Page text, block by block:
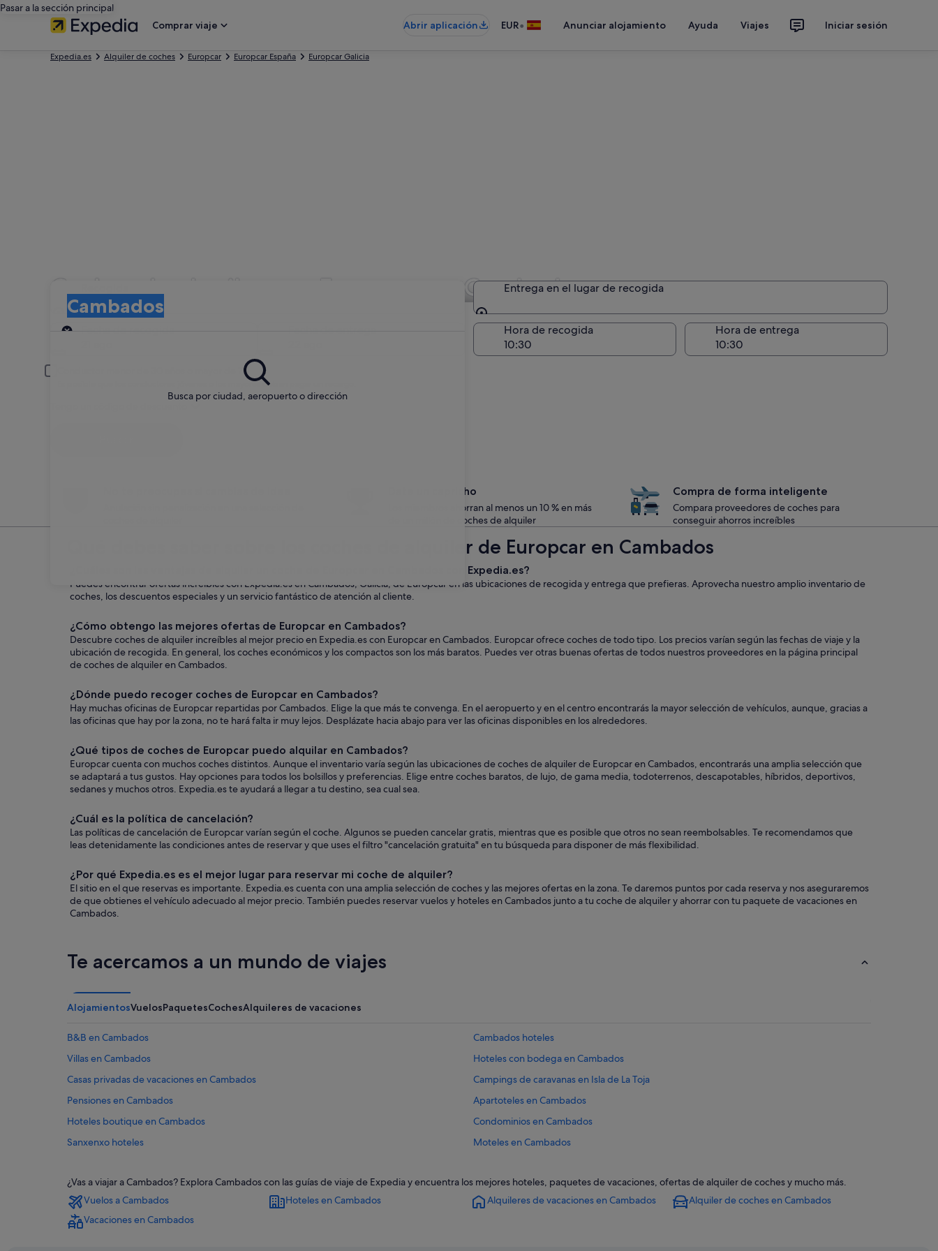
Pasar a la sección principal
Comprar viaje
Abrir aplicación EUR• Anunciar alojamiento Ayuda Viajes Iniciar sesión
Expedia.es Alquiler de coches Europcar Europcar España Europcar Galicia
Coches de alquiler con Europcar en Cambados
Busca por ciudad, aeropuerto o dirección
Cambados
Recogida
Entrega en el lugar de recogida
Entrega en el lugar de recogida
Hora de recogida Hora de entrega
Conductor menor de 30 años o mayor de 70
Es posible que los conductores jóvenes o los mayores deban pagar un recargo.
Date un capricho
Los miembros ahorran al menos un 10 % en más
de un millón de coches de alquiler
Compra de forma inteligente
Compara proveedores de coches para
conseguir ahorros increíbles
Qué debes saber sobre los coches de alquiler de Europcar en Cambados
¿Cuáles son las ventajas de alquilar un coche de Europcar en Cambados con Expedia.es?
Puedes encontrar ofertas increíbles con Expedia.es en Cambados, Galicia, de Europcar en las ubicaciones de recogida y entrega que prefieras. Aprovecha nuestro amplio inventario de
coches, los descuentos especiales y un servicio fantástico de atención al cliente.
¿Cómo obtengo las mejores ofertas de Europcar en Cambados?
Descubre coches de alquiler increíbles al mejor precio en Expedia.es con Europcar en Cambados. Europcar ofrece coches de todo tipo. Los precios varían según las fechas de viaje y la
ubicación de recogida. En general, los coches económicos y los compactos son los más baratos. Puedes ver otras buenas ofertas de todos nuestros proveedores en la página principal
de coches de alquiler en Cambados.
¿Dónde puedo recoger coches de Europcar en Cambados?
Hay muchas oficinas de Europcar repartidas por Cambados. Elige la que más te convenga. En el aeropuerto y en el centro encontrarás la mayor selección de vehículos, aunque, gracias a
las oficinas que hay por la zona, no te hará falta ir muy lejos. Desplázate hacia abajo para ver las oficinas disponibles en los alrededores.
¿Qué tipos de coches de Europcar puedo alquilar en Cambados?
Europcar cuenta con muchos coches distintos. Aunque el inventario varía según las ubicaciones de coches de alquiler de Europcar en Cambados, encontrarás una amplia selección que
se adaptará a tus gustos. Hay opciones para todos los bolsillos y preferencias. Elige entre coches baratos, de lujo, de gama media, todoterrenos, descapotables, híbridos, deportivos,
sedanes y muchos otros. Expedia.es te ayudará a llegar a tu destino, sea cual sea.
¿Cuál es la política de cancelación?
Las políticas de cancelación de Europcar varían según el coche. Algunos se pueden cancelar gratis, mientras que es posible que otros no sean reembolsables. Te recomendamos que
leas detenidamente las condiciones antes de reservar y que uses el filtro "cancelación gratuita" en tu búsqueda para disponer de más flexibilidad.
¿Por qué Expedia.es es el mejor lugar para reservar mi coche de alquiler?
El sitio en el que reservas es importante. Expedia.es cuenta con una amplia selección de coches y las mejores ofertas en la zona. Te daremos puntos por cada reserva y nos aseguraremos
de que obtienes el vehículo adecuado al mejor precio. También puedes reservar vuelos y hoteles en Cambados junto a tu coche de alquiler y ahorrar con tu paquete de vacaciones en
Cambados.
Te acercamos a un mundo de viajes
AlojamientosVuelosPaquetesCochesAlquileres de vacaciones
B&B en Cambados
Cambados hoteles
Villas en Cambados
Hoteles con bodega en Cambados
Casas privadas de vacaciones en Cambados
Campings de caravanas en Isla de La Toja
Pensiones en Cambados
Apartoteles en Cambados
Hoteles boutique en Cambados
Condominios en Cambados
Sanxenxo hoteles
Moteles en Cambados
Hoteles que aceptan mascotas en Cambados
O Grove hoteles
Independent hoteles en Cambados
Hoteles de 5 estrellas en Cambados
Hoteles de 3 estrellas en Cambados
¿Vas a viajar a Cambados? Explora Cambados con las guías de viaje de Expedia y encuentra los mejores hoteles, paquetes de vacaciones, ofertas de alquiler de coches y mucho más.
Vuelos a Cambados
Hoteles en Cambados Alquileres de vacaciones en Cambados
Alquiler de coches en Cambados
Vacaciones en Cambados